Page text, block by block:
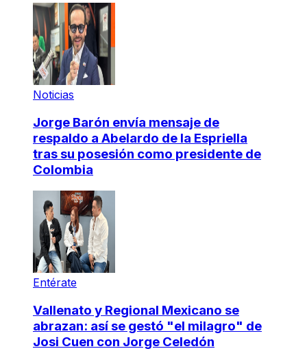
Noticias
Jorge Barón envía mensaje de
respaldo a Abelardo de la Espriella
tras su posesión como presidente de
Colombia
Entérate
Vallenato y Regional Mexicano se
abrazan: así se gestó "el milagro" de
Josi Cuen con Jorge Celedón